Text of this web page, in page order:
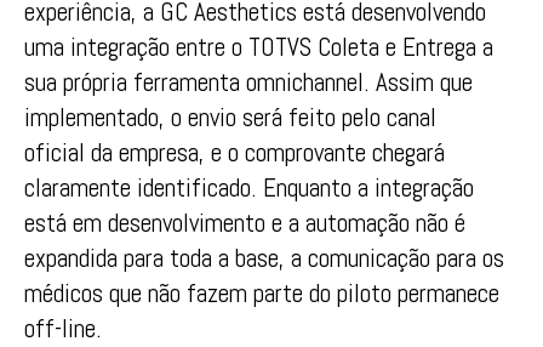
experiência, a GC Aesthetics está desenvolvendo
uma integração entre o TOTVS Coleta e Entrega a
sua própria ferramenta omnichannel. Assim que
implementado, o envio será feito pelo canal
oficial da empresa, e o comprovante chegará
claramente identificado. Enquanto a integração
está em desenvolvimento e a automação não é
expandida para toda a base, a comunicação para os
médicos que não fazem parte do piloto permanece
off-line.